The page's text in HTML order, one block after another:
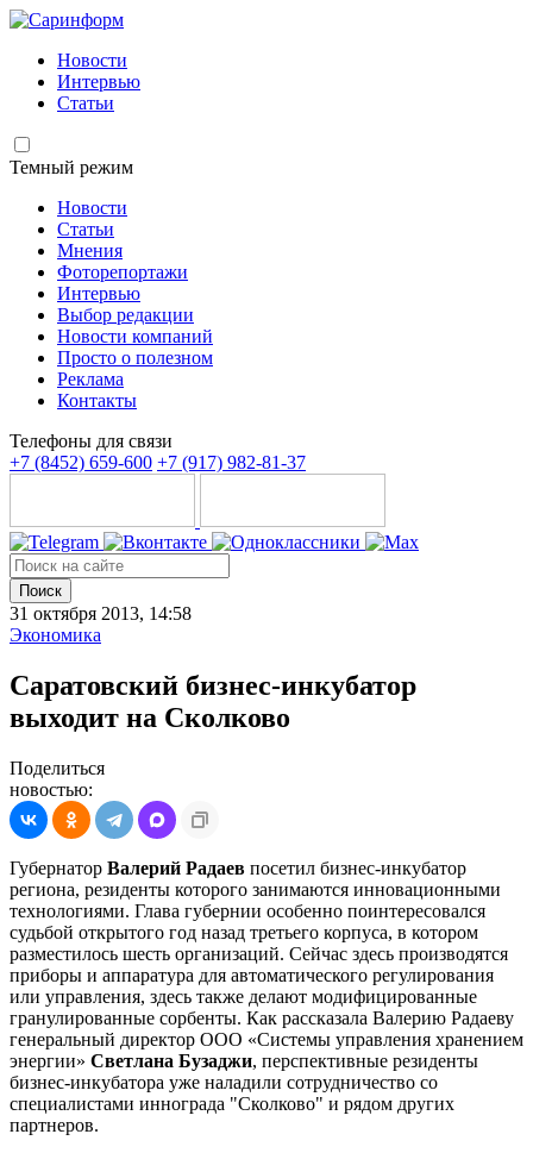
Новости
Интервью
Статьи
Темный режим
Новости
Статьи
Мнения
Фоторепортажи
Интервью
Выбор редакции
Новости компаний
Просто о полезном
Реклама
Контакты
Телефоны для связи
+7 (8452) 659-600 +7 (917) 982-81-37
Поиск
31 октября 2013, 14:58
Экономика
Саратовский бизнес-инкубатор
выходит на Сколково
Поделиться
новостью:
Губернатор Валерий Радаев посетил бизнес-инкубатор
региона, резиденты которого занимаются инновационными
технологиями. Глава губернии особенно поинтересовался
судьбой открытого год назад третьего корпуса, в котором
разместилось шесть организаций. Сейчас здесь производятся
приборы и аппаратура для автоматического регулирования
или управления, здесь также делают модифицированные
гранулированные сорбенты. Как рассказала Валерию Радаеву
генеральный директор ООО «Системы управления хранением
энергии» Светлана Бузаджи, перспективные резиденты
бизнес-инкубатора уже наладили сотрудничество со
специалистами иннограда "Сколково" и рядом других
партнеров.